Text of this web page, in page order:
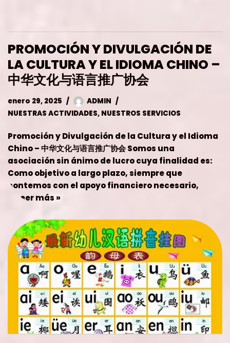
enero 29, 2025
NUESTRAS ACTIVIDADES
NUESTROS SERVICIOS
Promoción y Divulgación de la Cultura y el Idioma
Chino – 中华文化与语言推广协会 Somos una
asociación sin ánimo de lucro cuya finalidad es:
Como objetivo a largo plazo, siempre que
contemos con el apoyo financiero necesario,
ABECEDARIO PINYIN
enero 21, 2025
ADMIN
ESTUDIO,NUESTROS SERVICIOS
LIBRO EN PDF, PARA SU DESCARGA VOCALES: